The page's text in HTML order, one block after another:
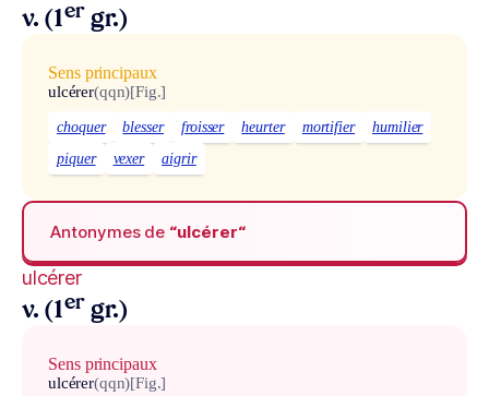
v. (1er gr.)
Sens principaux
ulcérer(qqn)[Fig.]
choquer blesser froisser heurter mortifier
humilier
piquer
vexer aigrir
Antonymes de “ulcérer“
ulcérer
v. (1er gr.)
Sens principaux
ulcérer(qqn)[Fig.]